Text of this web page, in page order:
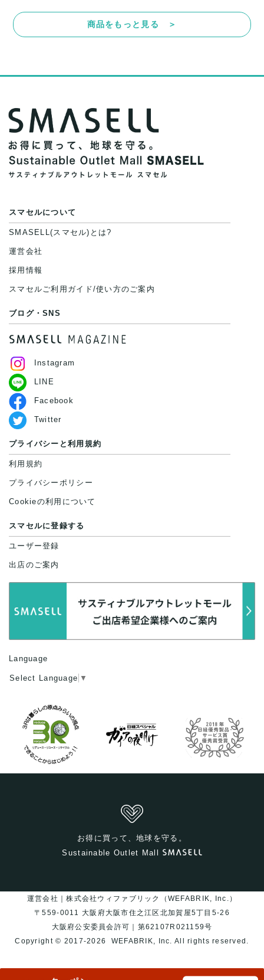
商品をもっと見る ＞
スマセルについて
SMASELL(スマセル)とは?
運営会社
採用情報
スマセルご利用ガイド/使い方のご案内
ブログ・SNS
Instagram
LINE
Facebook
Twitter
プライバシーと利用規約
利用規約
プライバシーポリシー
Cookieの利用について
スマセルに登録する
ユーザー登録
出店のご案内
Language
Select Language ▼
お得に買って、地球を守る。
Sustainable Outlet Mall
運営会社｜株式会社ウィファブリック（WEFABRIK, Inc.）
〒559-0011 大阪府大阪市住之江区北加賀屋5丁目5-26
大阪府公安委員会許可｜第62107R021159号
Copyright © 2017-2026
WEFABRIK, Inc.All rights reserved.